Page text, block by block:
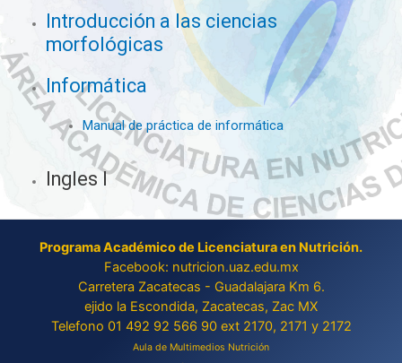
Introducción a las ciencias
morfológicas
Informática
Manual de práctica de informática
Ingles I
Programa Académico de Licenciatura en Nutrición.
Facebook: nutricion.uaz.edu.mx
Carretera Zacatecas - Guadalajara Km 6.
ejido la Escondida, Zacatecas, Zac MX
Telefono 01 492 92 566 90 ext 2170, 2171 y 2172
Aula de Multimedios Nutrición